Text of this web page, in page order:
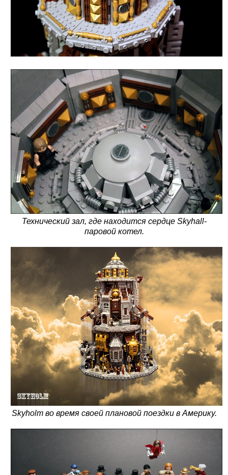
Технический зал, где находится сердце Skyhall-
паровой котел.
Skyholm во время своей плановой поездки в Америку.